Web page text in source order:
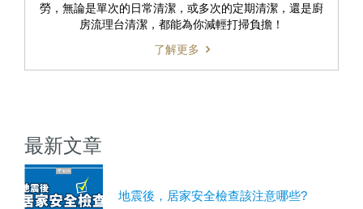
勞，無論是單次的日常清潔，或多次的定期清潔，還是廚
房流理台清潔，都能為你減輕打掃負擔！
了解更多
最新文章
地震後，居家安全檢查該注意哪些?